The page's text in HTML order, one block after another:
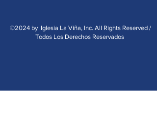
©2024 by Iglesia La Viña, Inc. All Rights Reserved /
Todos Los Derechos Reservados